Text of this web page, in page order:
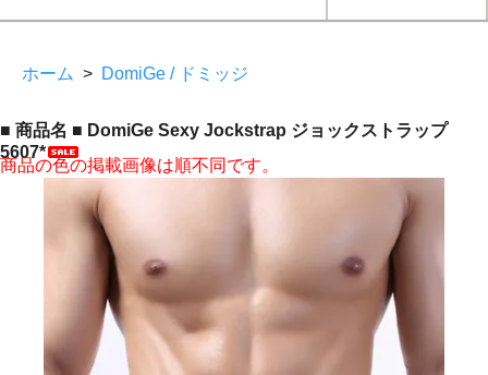
ホーム > DomiGe / ドミッジ
■ 商品名 ■ DomiGe Sexy Jockstrap ジョックストラップ
5607*
商品の色の掲載画像は順不同です。